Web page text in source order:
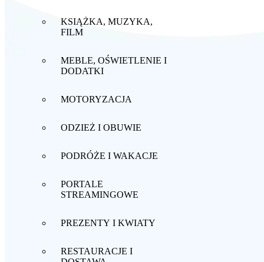
KSIĄŻKA, MUZYKA,
FILM
MEBLE, OŚWIETLENIE I
DODATKI
MOTORYZACJA
ODZIEŻ I OBUWIE
PODRÓŻE I WAKACJE
PORTALE
STREAMINGOWE
PREZENTY I KWIATY
RESTAURACJE I